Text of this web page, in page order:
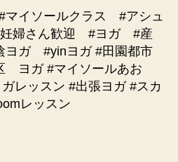
イソールクラス #アシュ
妊婦さん歓迎 #ヨガ #産
ガ #yinヨガ #田園都市
ヨガ #マイソールあお
レッスン #出張ヨガ #スカ
レッスン